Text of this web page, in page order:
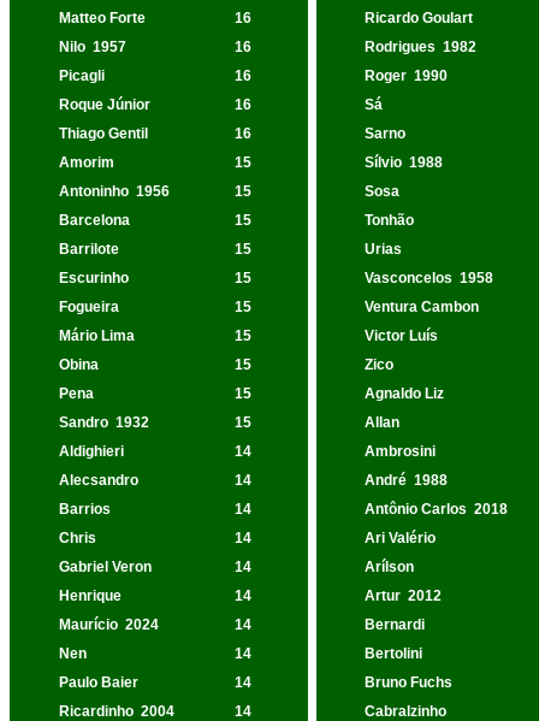
Matteo Forte
16
Ricardo Goulart
Nilo 1957 16 Rodrigues 1982
Picagli
16 Roger 1990
Roque Júnior
16
Sá
Thiago Gentil
16
Sarno
Amorim
15 Sílvio 1988
Antoninho 1956 15
Sosa
Barcelona
15
Tonhão
Barrilote
15
Urias
Escurinho
15 Vasconcelos 1958
Fogueira
15
Ventura Cambon
Mário Lima
15
Victor Luís
Obina
15
Zico
Pena
15
Agnaldo Liz
Sandro 1932 15
Allan
Aldighieri
14
Ambrosini
Alecsandro
14 André 1988
Barrios
14 Antônio Carlos 2018
Chris
14
Ari Valério
Gabriel Veron
14
Arílson
Henrique
14 Artur 2012
Maurício 2024 14
Bernardi
Nen
14
Bertolini
Paulo Baier
14
Bruno Fuchs
Ricardinho 2004 14
Cabralzinho